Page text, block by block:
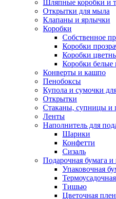
Шляпные коробки и
Открытки для мыла
Клапаны и ярлычки
Коробки
Собственное
Коробки
Коробки
Коробки белые
Конверты и кашпо
Пенобоксы
Купола и сумочки
Открытки
Стаканы, супницы и
Ленты
Наполнитель для
Шарики
Конфетти
Сизаль
Подарочная бумага и
Упаковочная
Тишью
Цветочная